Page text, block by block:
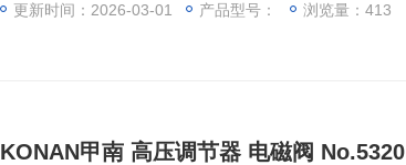
更新时间：2026-03-01 产品型号： 浏览量：413
KONAN甲南 高压调节器 电磁阀 No.5320